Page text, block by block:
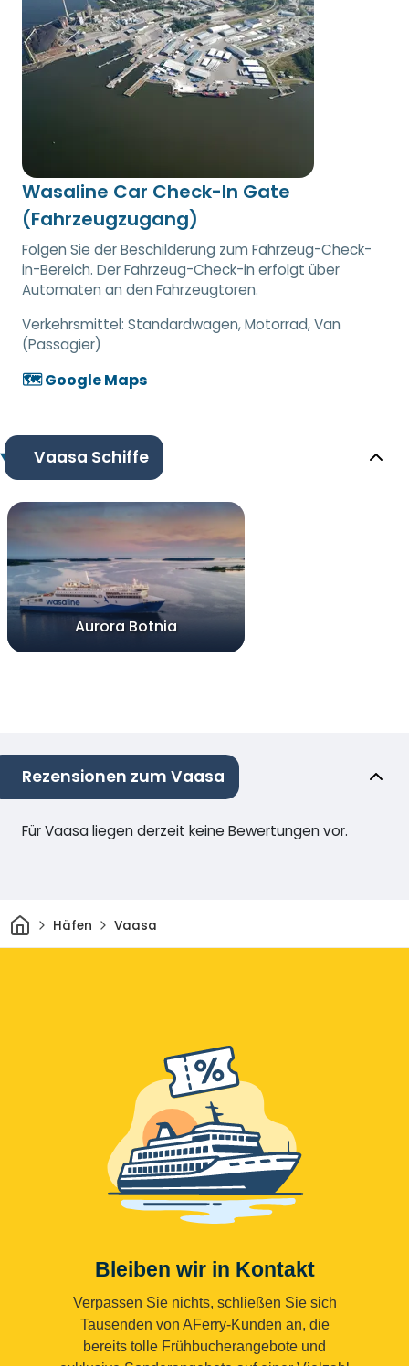
Wasaline Car Check-In Gate
(Fahrzeugzugang)
Folgen Sie der Beschilderung zum Fahrzeug-Check-
in-Bereich. Der Fahrzeug-Check-in erfolgt über
Automaten an den Fahrzeugtoren.
Verkehrsmittel: Standardwagen, Motorrad, Van
(Passagier)
🗺️ Google Maps
Vaasa Schiffe
Aurora Botnia
Rezensionen zum Vaasa
Für Vaasa liegen derzeit keine Bewertungen vor.
HeimHäfen Vaasa
Bleiben wir in Kontakt
Verpassen Sie nichts, schließen Sie sich
Tausenden von AFerry-Kunden an, die
bereits tolle Frühbucherangebote und